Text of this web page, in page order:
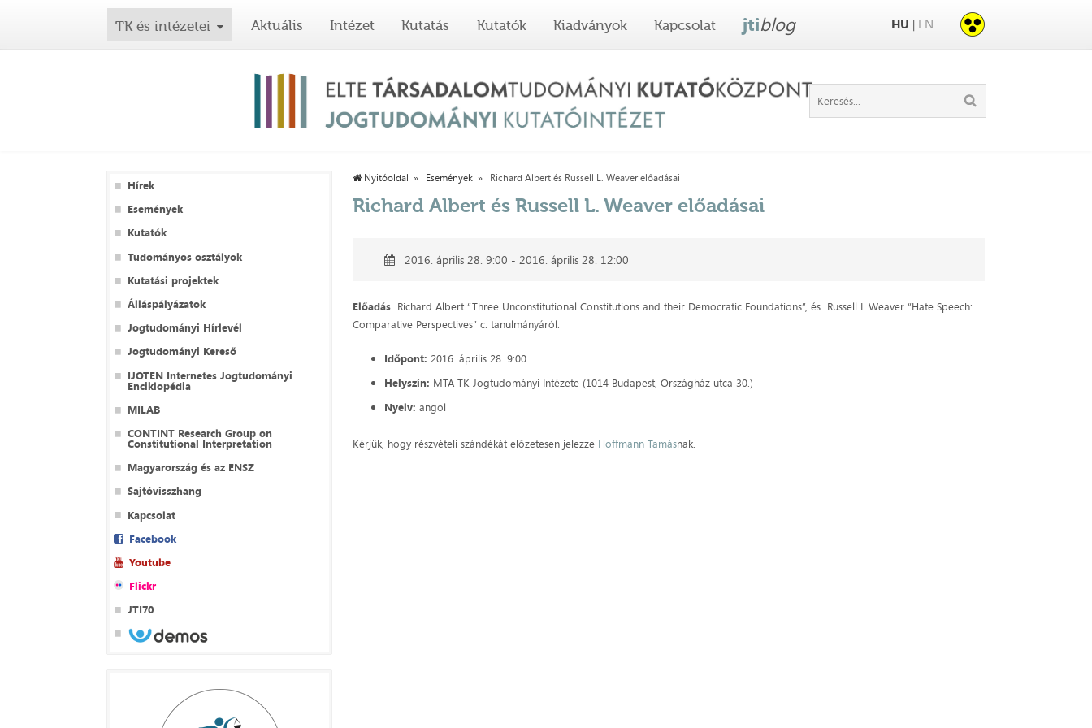
TK és intézetei Aktuális Intézet Kutatás Kutatók Kiadványok Kapcsolat jtiblog HU | EN
Hírek
Események
Kutatók
Tudományos osztályok
Kutatási projektek
Álláspályázatok
Jogtudományi Hírlevél
Jogtudományi Kereső
IJOTEN Internetes Jogtudományi
Enciklopédia
MILAB
CONTINT Research Group on
Constitutional Interpretation
Magyarország és az ENSZ
Sajtóvisszhang
Kapcsolat
Facebook
Youtube
Flickr
JTI70
Nyitóoldal Események Richard Albert és Russell L. Weaver előadásai
Richard Albert és Russell L. Weaver előadásai
2016. április 28. 9:00 - 2016. április 28. 12:00
Előadás Richard Albert “Three Unconstitutional Constitutions and their Democratic Foundations”, és Russell L Weaver “Hate Speech:
Comparative Perspectives” c. tanulmányáról.
Időpont:2016. április 28. 9:00
Helyszín: MTA TK Jogtudományi Intézete (1014 Budapest, Országház utca 30.)
Nyelv:angol
Kérjük, hogy részvételi szándékát előzetesen jelezze Hoffmann Tamásnak.